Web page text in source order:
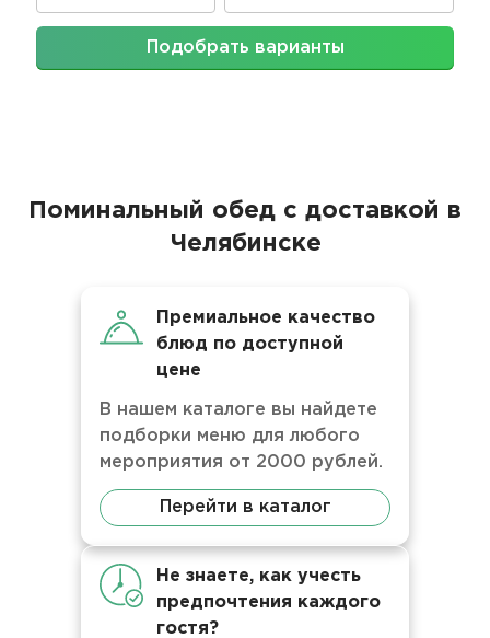
Подобрать варианты
Поминальный обед с доставкой в
Челябинске
Премиальное качество
блюд по доступной
цене
В нашем каталоге вы найдете
подборки меню для любого
мероприятия от 2000 рублей.
Перейти в каталог
Не знаете, как учесть
предпочтения каждого
гостя?